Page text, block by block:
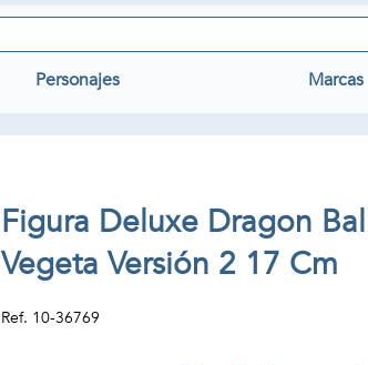
Personajes Marcas
Figura Deluxe Dragon
Vegeta Versión 2 17 Cm
Ref. 10-36769